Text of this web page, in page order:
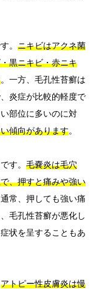
。 ニキビはアクネ菌
黒ニキビ・赤ニキ
。一方、毛孔性苔癬は
炎症が比較的軽度で
部位に多いのに対
傾向があります。
す。 毛嚢炎は毛穴
、押すと痛みや強い
常、押しても強い痛
毛孔性苔癬が悪化し
状を呈することもあ
アトピー性皮膚炎は慢